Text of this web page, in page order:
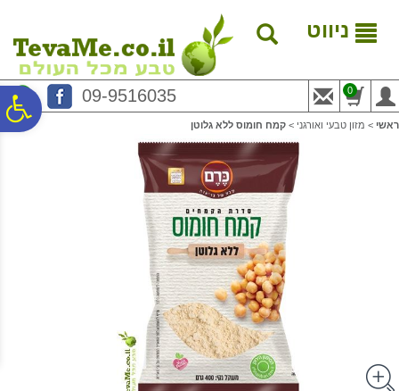
נגישות
המרכזי
ניווט
09-9516035 0
ראשי > מזון טבעי ואורגני > קמח חומוס ללא גלוטן